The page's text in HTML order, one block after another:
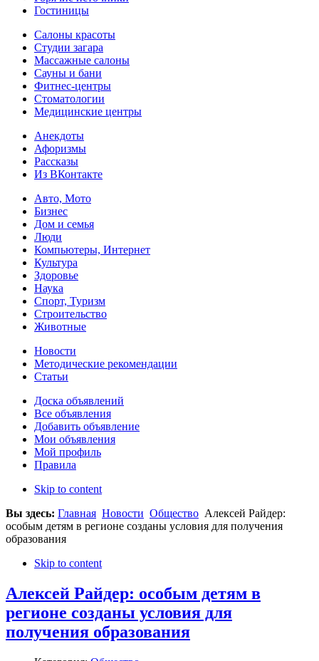
Гостиницы
Салоны красоты
Студии загара
Массажные салоны
Сауны и бани
Фитнес-центры
Стоматологии
Медицинские центры
Анекдоты
Афоризмы
Рассказы
Из ВКонтакте
Авто, Мото
Бизнес
Дом и семья
Люди
Компьютеры, Интернет
Культура
Здоровье
Наука
Спорт, Туризм
Строительство
Животные
Новости
Методические рекомендации
Статьи
Доска объявлений
Все объявления
Добавить объявление
Мои объявления
Мой профиль
Правила
Skip to content
Вы здесь: Главная Новости Общество Алексей Райдер:
особым детям в регионе созданы условия для получения
образования
Skip to content
Алексей Райдер: особым детям в
регионе созданы условия для
получения образования